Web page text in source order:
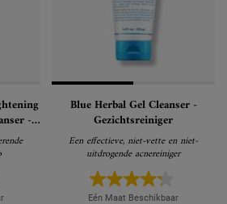
-
Blue Herbal Gel Cleanser -
Gezichtsreiniger
Een effectieve, niet-vette en niet-
uitdrogende acnereiniger
Eén Maat Beschikbaar